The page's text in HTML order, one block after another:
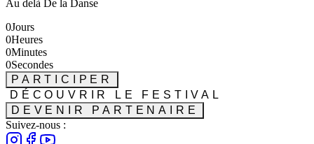
Au delà De la Danse
0Jours
0Heures
0Minutes
0Secondes
PARTICIPER
DÉCOUVRIR LE FESTIVAL
DEVENIR PARTENAIRE
Suivez-nous :